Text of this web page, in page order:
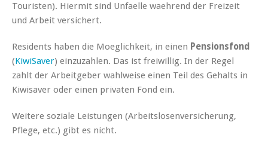
Touristen). Hiermit sind Unfaelle waehrend der Freizeit
und Arbeit versichert.
Residents haben die Moeglichkeit, in einen Pensionsfond
(KiwiSaver) einzuzahlen. Das ist freiwillig. In der Regel
zahlt der Arbeitgeber wahlweise einen Teil des Gehalts in
Kiwisaver oder einen privaten Fond ein.
Weitere soziale Leistungen (Arbeitslosenversicherung,
Pflege, etc.) gibt es nicht.